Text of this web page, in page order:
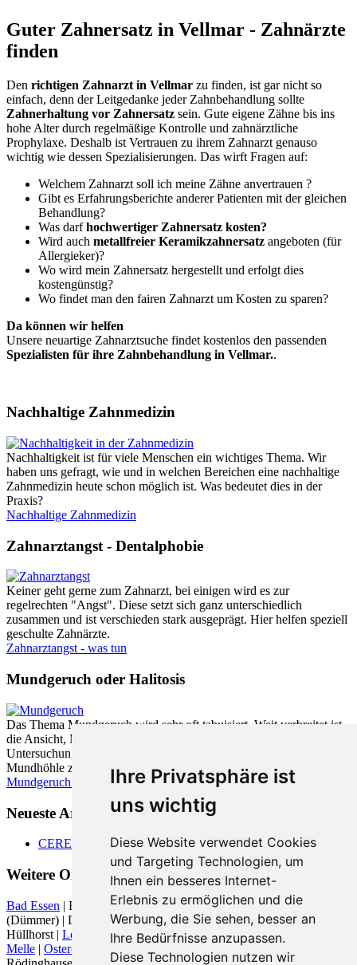
Ihre Privatsphäre ist
uns wichtig
Diese Website verwendet Cookies
und Targeting Technologien, um
Ihnen ein besseres Internet-
Erlebnis zu ermöglichen und die
Werbung, die Sie sehen, besser an
Ihre Bedürfnisse anzupassen.
Diese Technologien nutzen wir
Guter Zahnersatz in Vellmar - Zahnärzte
finden
Den richtigen Zahnarzt in Vellmar zu finden, ist gar nicht so
einfach, denn der Leitgedanke jeder Zahnbehandlung sollte
Zahnerhaltung vor Zahnersatz sein. Gute eigene Zähne bis ins
hohe Alter durch regelmäßige Kontrolle und zahnärztliche
Prophylaxe. Deshalb ist Vertrauen zu ihrem Zahnarzt genauso
wichtig wie dessen Spezialisierungen. Das wirft Fragen auf:
Welchem Zahnarzt soll ich meine Zähne anvertrauen ?
Gibt es Erfahrungsberichte anderer Patienten mit der gleichen
Behandlung?
Was darfhochwertiger Zahnersatz kosten?
Wird auch metallfreier Keramikzahnersatz angeboten (für
Allergieker)?
Wo wird mein Zahnersatz hergestellt und erfolgt dies
kostengünstig?
Wo findet man den fairen Zahnarzt um Kosten zu sparen?
Da können wir helfen
Unsere neuartige Zahnarztsuche findet kostenlos den passenden
Spezialisten für ihre Zahnbehandlung in Vellmar..
Nachhaltige Zahnmedizin
Nachhaltigkeit ist für viele Menschen ein wichtiges Thema. Wir
haben uns gefragt, wie und in welchen Bereichen eine nachhaltige
Zahnmedizin heute schon möglich ist. Was bedeutet dies in der
Praxis?
Nachhaltige Zahnmedizin
Zahnarztangst - Dentalphobie
Keiner geht gerne zum Zahnarzt, bei einigen wird es zur
regelrechten "Angst". Diese setzt sich ganz unterschiedlich
zusammen und ist verschieden stark ausgeprägt. Hier helfen speziell
geschulte Zahnärzte.
Zahnarztangst - was tun
Mundgeruch oder Halitosis
Das Thema Mundgeruch wird sehr oft tabuisiert. Weit verbreitet ist
die Ansicht, Mundgeruch würde vom Magen verursacht. Neueste
Untersuchungen zeigen jedoch, dass zu fast 90% die Ursache in der
Mundhöhle zu finden ist.
Mundgeruch - was hilft
Neueste Artikel:
CEREC
Weitere Orte in der Nähe von Vellmar
Bad Essen | Belm | Bissendorf |Bohmte|Damme | Damme
(Dümmer) | Diepenau | Diepholz |Espelkamp| Hemsloh | Hille |
Hüllhorst | Lembruch|Lemförde|Lübbecke| Marl (Dümmer) |
Melle | Ostercappeln Rahden